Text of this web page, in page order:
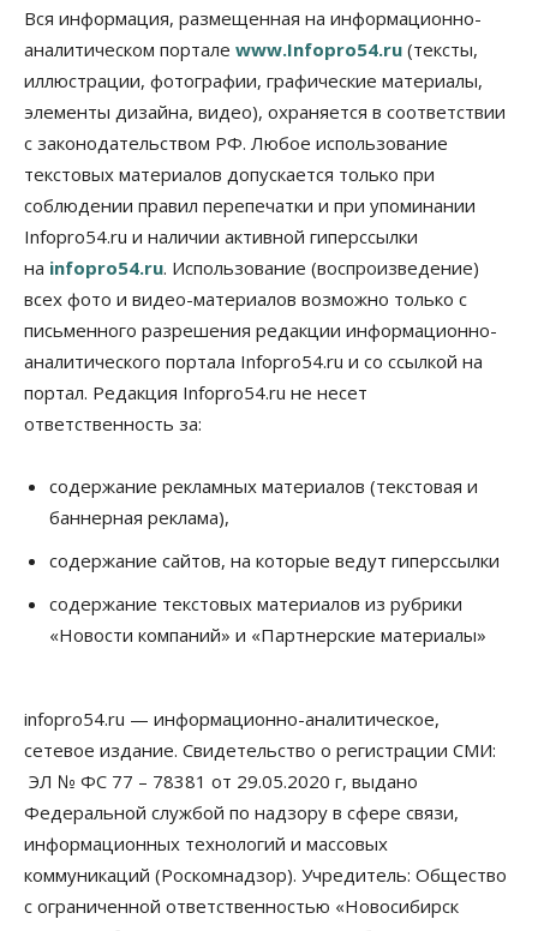
новосибирской сети СТО пояснил кому можно
заливать бензин Евро‑2
09 Августа 2026, 10:00
Бизнес Общество
Работодатели Новосибирска заявили в центры
занятости почти 32 тысячи вакансий
09 Августа 2026, 09:00
Спрос на машино-места в
Новосибирской области вырос в полтора раза
08 Августа 2026, 18:00
Общество
К современному юридическому образованию в
России возникает много вопросов
Новосибирские вузы опубликовали
приказы о зачислении на бюджетные места
08 Августа 2026, 16:00
Общество
Искусственный интеллект впервые выписал
штраф за борщевик
08 Августа 2026, 15:00
Продажи подержанных электромобилей в
Новосибирской области растут второй месяц
08 Августа 2026, 13:00
Бизнес Общество
Детские центры Новосибирска
перегибают с «педагогикой успеха», считает
психолог
08 Августа 2026, 11:00
Вся информация, размещенная на информационно-
аналитическом портале www.Infopro54.ru (тексты,
иллюстрации, фотографии, графические материалы,
элементы дизайна, видео), охраняется в соответствии
с законодательством РФ. Любое использование
текстовых материалов допускается только при
соблюдении правил перепечатки и при упоминании
Infopro54.ru и наличии активной гиперссылки
на infopro54.ru. Использование (воспроизведение)
всех фото и видео-материалов возможно только с
письменного разрешения редакции информационно-
аналитического портала Infopro54.ru и со ссылкой на
портал. Редакция Infopro54.ru не несет
ответственность за:
содержание рекламных материалов (текстовая и
баннерная реклама),
содержание сайтов, на которые ведут гиперссылки
содержание текстовых материалов из рубрики
«Новости компаний» и «Партнерские материалы»
infopro54.ru — информационно-аналитическое,
сетевое издание. Свидетельство о регистрации СМИ:
ЭЛ № ФС 77 – 78381 от 29.05.2020 г, выдано
Федеральной службой по надзору в сфере связи,
информационных технологий и массовых
коммуникаций (Роскомнадзор). Учредитель: Общество
с ограниченной ответственностью «Новосибирск